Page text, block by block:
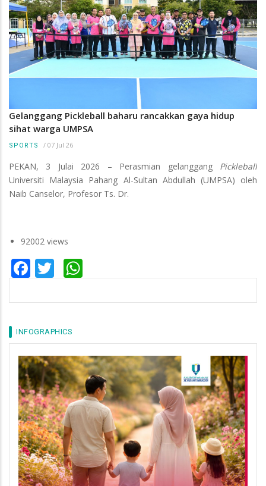
Gelanggang Pickleball baharu rancakkan gaya hidup
sihat warga UMPSA
SPORTS / 07 Jul 26
PEKAN, 3 Julai 2026 – Perasmian gelanggang Pickleball
Universiti Malaysia Pahang Al-Sultan Abdullah (UMPSA) oleh
Naib Canselor, Profesor Ts. Dr.
92002 views
Facebook
Twitter
INFOGRAPHICS